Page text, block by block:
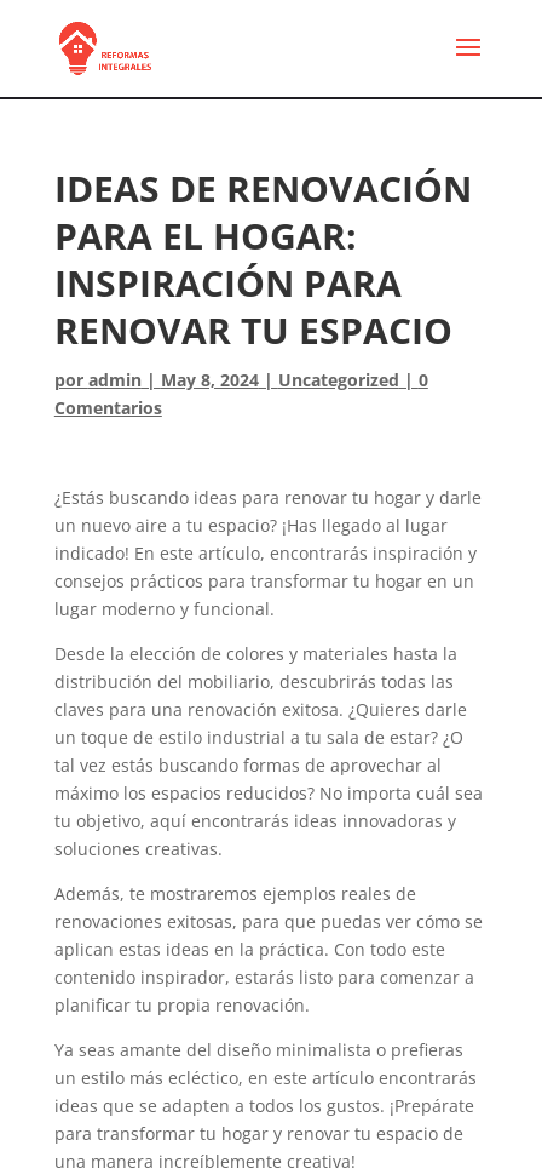
IDEAS DE RENOVACIÓN
PARA EL HOGAR:
INSPIRACIÓN PARA
RENOVAR TU ESPACIO
por admin| May 8, 2024| Uncategorized | 0
Comentarios
¿Estás buscando ideas para renovar tu hogar y darle
un nuevo aire a tu espacio? ¡Has llegado al lugar
indicado! En este artículo, encontrarás inspiración y
consejos prácticos para transformar tu hogar en un
lugar moderno y funcional.
Desde la elección de colores y materiales hasta la
distribución del mobiliario, descubrirás todas las
claves para una renovación exitosa. ¿Quieres darle
un toque de estilo industrial a tu sala de estar? ¿O
tal vez estás buscando formas de aprovechar al
máximo los espacios reducidos? No importa cuál sea
tu objetivo, aquí encontrarás ideas innovadoras y
soluciones creativas.
Además, te mostraremos ejemplos reales de
renovaciones exitosas, para que puedas ver cómo se
aplican estas ideas en la práctica. Con todo este
contenido inspirador, estarás listo para comenzar a
planificar tu propia renovación.
Ya seas amante del diseño minimalista o prefieras
un estilo más ecléctico, en este artículo encontrarás
ideas que se adapten a todos los gustos. ¡Prepárate
para transformar tu hogar y renovar tu espacio de
una manera increíblemente creativa!